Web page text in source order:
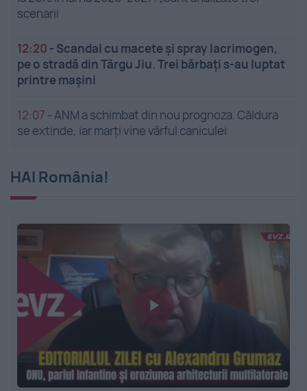
scenarii
12:20 - Scandal cu macete și spray lacrimogen,
pe o stradă din Târgu Jiu. Trei bărbați s-au luptat
printre mașini
12:07 -ANM a schimbat din nou prognoza. Căldura
se extinde, iar marți vine vârful caniculei
HAI România!